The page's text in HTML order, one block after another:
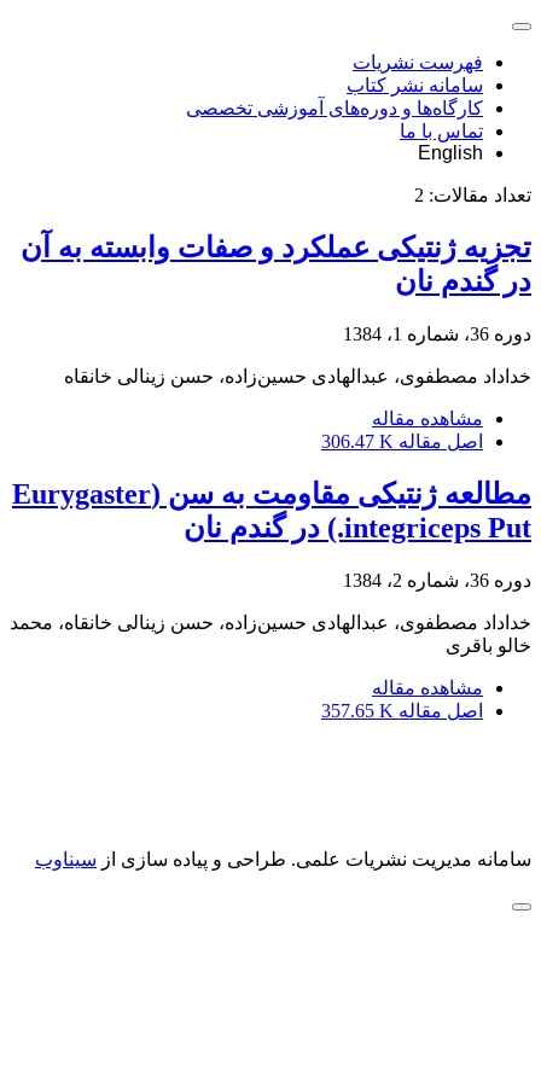
فهرست نشریات
سامانه نشر کتاب
کارگاه‌ها و دوره‌های آموزشی تخصصی
تماس با ما
English
تعداد مقالات: 2
تجزیه ژنتیکی عملکرد و صفات وابسته به آن
در گندم نان
دوره 36، شماره 1، 1384
خداداد مصطفوی، عبدالهادی حسین‌زاده، حسن زینالی خانقاه
مشاهده مقاله
اصل مقاله 306.47 K
مطالعه ژنتیکی مقاومت به سن (Eurygaster
integriceps Put.) در گندم نان
دوره 36، شماره 2، 1384
خداداد مصطفوی، عبدالهادی حسین‌زاده، حسن زینالی خانقاه، محمد
خالو باقری
مشاهده مقاله
اصل مقاله 357.65 K
سامانه مدیریت نشریات علمی. طراحی و پیاده سازی از سیناوب